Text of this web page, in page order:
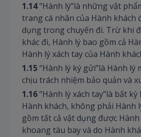
1.14“Hành lý”là những vật
trang cá nhân của Hành khách
dụng trong chuyến đi. Trừ khi
khác đi, Hành lý bao gồm cả
Hành lý xách tay của Hành
1.15“Hành lý ký gửi”là Hành lý
chịu trách nhiệm bảo quản và
1.16“Hành lý xách tay”là bất
Hành khách, không phải Hành
gồm tất cả vật dụng được
khoang tàu bay và do Hành